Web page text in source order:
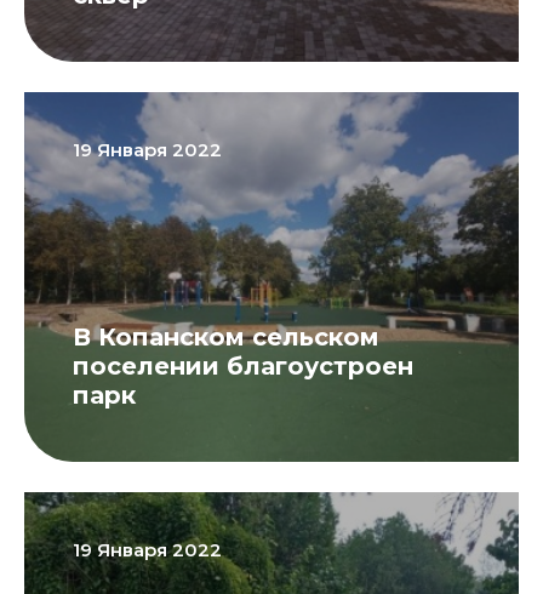
19 Января 2022
В Копанском сельском
поселении благоустроен
парк
19 Января 2022